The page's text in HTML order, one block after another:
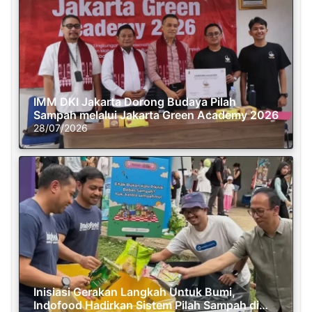
IMM DKI Jakarta Dorong Budaya Pilah
Sampah melalui Jakarta Green Academy 2026
28/07/2026
Inisiasi Gerakan Langkah Untuk Bumi,
Indofood Hadirkan Sistem Pilah Sampah di